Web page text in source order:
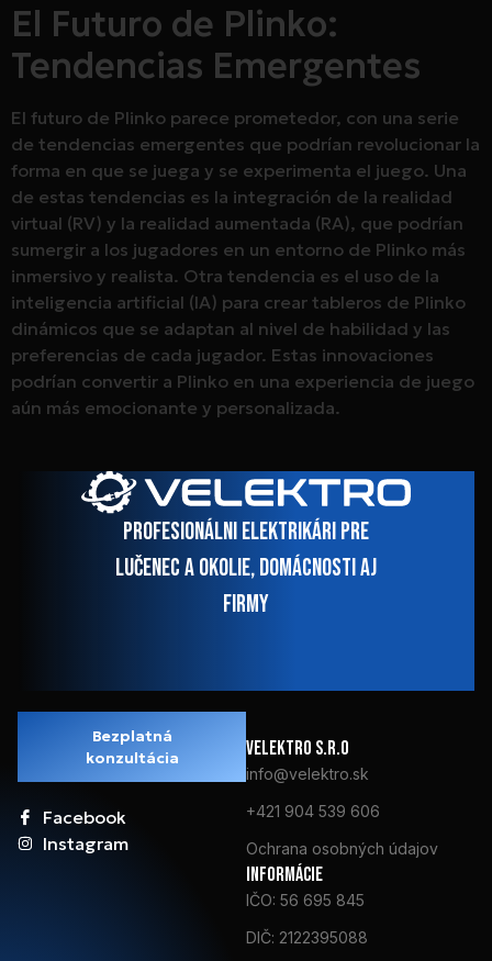
El Futuro de Plinko:
Tendencias Emergentes
El futuro de Plinko parece prometedor, con una serie
de tendencias emergentes que podrían revolucionar la
forma en que se juega y se experimenta el juego. Una
de estas tendencias es la integración de la realidad
virtual (RV) y la realidad aumentada (RA), que podrían
sumergir a los jugadores en un entorno de Plinko más
inmersivo y realista. Otra tendencia es el uso de la
inteligencia artificial (IA) para crear tableros de Plinko
dinámicos que se adaptan al nivel de habilidad y las
preferencias de cada jugador. Estas innovaciones
podrían convertir a Plinko en una experiencia de juego
aún más emocionante y personalizada.
Profesionálni elektrikári pre
Lučenec a okolie, domácnosti aj
firmy
Bezplatná
konzultácia
Facebook
Instagram
VElektro s.r.o
info@velektro.sk
+421 904 539 606
Ochrana osobných údajov
Informácie
IČO: 56 695 845
DIČ: 2122395088